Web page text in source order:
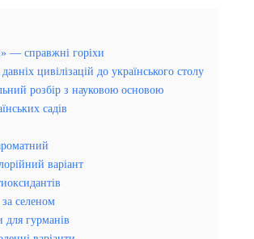
— справжні горіхи
цивілізацій до українського столу
розбір з науковою основою
садів
варіант
селеном
для гурманів